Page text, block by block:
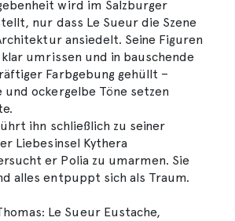
wird im Salzburger
nur dass Le Sueur die Szene
ansiedelt. Seine Figuren
umrissen und in bauschende
Farbgebung gehüllt –
und ockergelbe Töne setzen
ihn schließlich zu seiner
Liebesinsel Kythera
er Polia zu umarmen. Sie
alles entpuppt sich als Traum.
Le Sueur Eustache,